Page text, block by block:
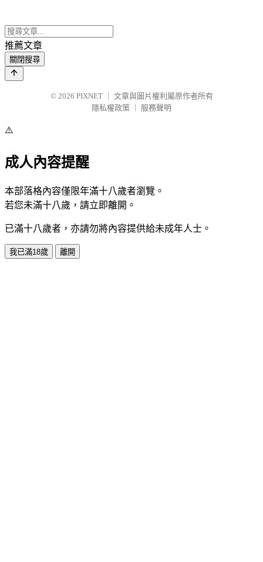
推薦文章
關閉搜尋
© 2026 PIXNET
文章與圖片權利屬原作者所有
隱私權政策
服務聲明
⚠️
成人內容提醒
本部落格內容僅限年滿十八歲者瀏覽。
若您未滿十八歲，請立即離開。
已滿十八歲者，亦請勿將內容提供給未成年人士。
我已滿18歲 離開